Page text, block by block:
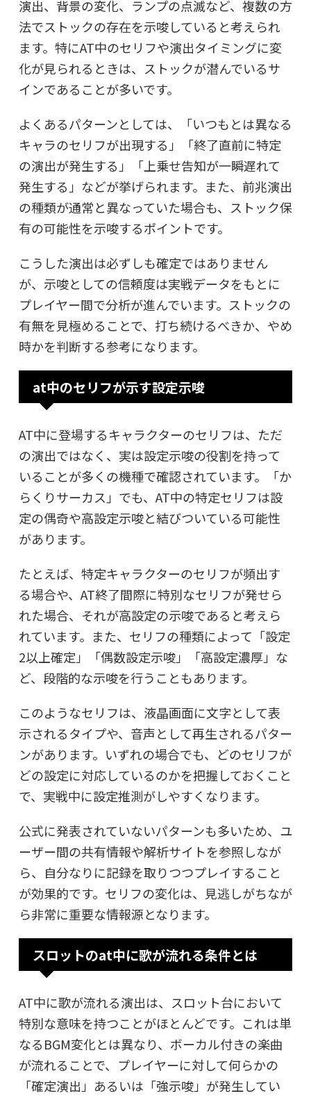
演出、背景の変化、ランプの点滅など、複数の方
法でストックの存在を示唆していると考えられ
ます。特にAT中のセリフや演出タイミングに変
化が見られるときは、ストックが潜んでいるサ
インであることが多いです。
よくあるパターンとしては、「いつもとは異なる
キャラのセリフが出現する」「終了直前に特定
の演出が発生する」「上乗せ告知が一瞬遅れて
発生する」などが挙げられます。また、前兆演出
の種類が通常と異なっていた場合も、ストック保
有の可能性を示唆するポイントです。
こうした演出は必ずしも確定ではありません
が、示唆としての信頼度は実戦データをもとに
プレイヤー間で分析が進んでいます。ストックの
有無を見極めることで、打ち続けるべきか、やめ
時かを判断する参考になります。
at中のセリフが示す設定示唆
AT中に登場するキャラクターのセリフは、ただ
の演出ではなく、実は設定示唆の役割を持って
いることが多くの機種で確認されています。「か
らくりサーカス」でも、AT中の特定セリフは設
定の偶奇や高設定示唆と結びついている可能性
があります。
たとえば、特定キャラクターのセリフが頻出す
る場合や、AT終了間際に特別なセリフが発せら
れた場合、それが高設定の示唆であると考えら
れています。また、セリフの種類によって「設定
2以上確定」「偶数設定示唆」「高設定濃厚」な
ど、段階的な示唆を行うこともあります。
このようなセリフは、液晶画面に文字として表
示されるタイプや、音声として再生されるパター
ンがあります。いずれの場合でも、どのセリフが
どの設定に対応しているのかを把握しておくこと
で、実戦中に設定推測がしやすくなります。
公式に発表されていないパターンも多いため、ユ
ーザー間の共有情報や解析サイトを参照しなが
ら、自分なりに記録を取りつつプレイすること
が効果的です。セリフの変化は、見逃しがちなが
ら非常に重要な情報源となります。
スロットのat中に歌が流れる条件とは
AT中に歌が流れる演出は、スロット台において
特別な意味を持つことがほとんどです。これは単
なるBGM変化とは異なり、ボーカル付きの楽曲
が流れることで、プレイヤーに対して何らかの
「確定演出」あるいは「強示唆」が発生してい